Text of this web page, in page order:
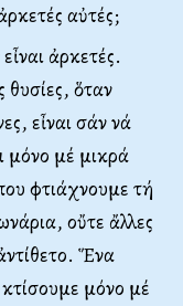
αὐτές;
ἀρκετές.
θυσίες, ὅταν
εἶναι σάν νά
μόνο μέ μικρά
φτιάχνουμε τή
οὔτε ἄλλες
Ἕνα
μόνο μέ